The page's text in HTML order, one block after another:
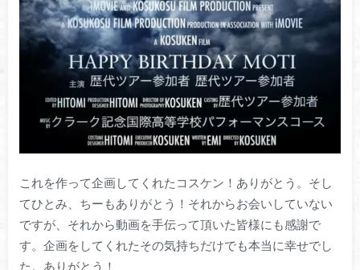
これを作って企画してくれたコスケン！ありがとう。そし
てひとみ、ちーもありがとう！それからお会いしていない
ですが、それから動画を手伝って頂いた皆様にも感謝で
す。企画をしてくれたその気持ちだけでも本当に幸せでし
た。ありがとう！